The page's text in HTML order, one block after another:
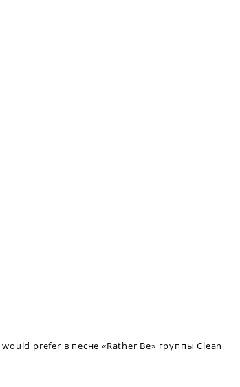
prefer в песне «Rather Be» группы Clean